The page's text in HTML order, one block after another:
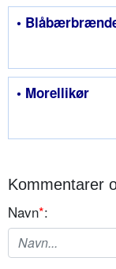
•
• Morellikør
Kommentarer
Navn*: